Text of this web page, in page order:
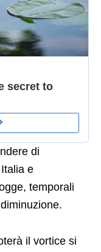
di
e
temporali
il vortice si